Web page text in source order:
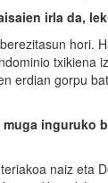
irla da,
hori.
txikiena
erdian gorpu
inguruko
naiz eta